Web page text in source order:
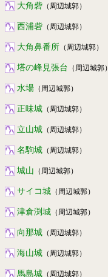
大角砦 （周辺城郭）
西浦砦 （周辺城郭）
大角鼻番所 （周辺城郭）
塔の峰見張台 （周辺城郭）
水場 （周辺城郭）
正味城 （周辺城郭）
立山城 （周辺城郭）
名駒城 （周辺城郭）
城山 （周辺城郭）
サイコ城 （周辺城郭）
津倉渕城 （周辺城郭）
向那城 （周辺城郭）
海山城 （周辺城郭）
馬島城 （周辺城郭）